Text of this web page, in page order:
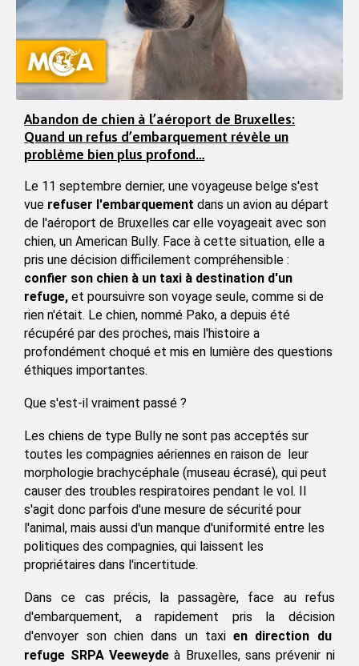
Abandon de chien à l’aéroport de Bruxelles:
Quand un refus d’embarquement révèle un
problème bien plus profond…
Le 11 septembre dernier, une voyageuse belge s'est
vue refuser l'embarquement dans un avion au départ
de l'aéroport de Bruxelles car elle voyageait avec son
chien, un American Bully. Face à cette situation, elle a
confier son chien à un taxi à destination d'un
refuge, et poursuivre son voyage seule, comme si de
rien n'était. Le chien, nommé Pako, a depuis été
récupéré par des proches, mais l'histoire a
profondément choqué et mis en lumière des questions
éthiques importantes.
Que s'est-il vraiment passé ?
Les chiens de type Bully ne sont pas acceptés sur
toutes les compagnies aériennes en raison de  leur
morphologie brachycéphale (museau écrasé
causer des troubles respiratoires pendant le vol. Il
s'agit donc parfois d'une mesure de sécurité pour
l'animal, mais aussi d'un manque d'uniformité entre les
politiques des compagnies, qui laissent les
propriétaires dans l'incertitude.
Dans ce cas précis, la passagère, face au refus
d'embarquement, a rapidement pris la décision
d'envoyer son chien dans un taxi en direction du
refuge SRPA Veeweyde à Bruxelles, sans prévenir ni